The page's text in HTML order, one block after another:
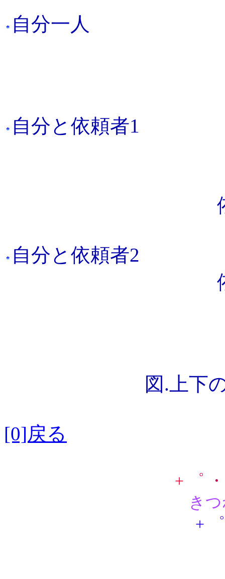
自分一人
自分と依頼者1
自分と依頼者2
図.上下
[0]戻る
+ ゜
・
き
+
゜